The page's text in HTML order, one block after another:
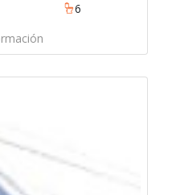
o venta. en caso
el fin de ampliarles la
6